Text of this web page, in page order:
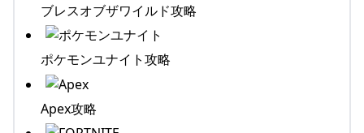
ブレスオブザワイルド攻略
ポケモンユナイト攻略
Apex攻略